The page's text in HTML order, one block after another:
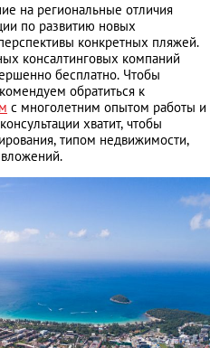
на региональные отличия
по развитию новых
конкретных пляжей.
консалтинговых компаний
бесплатно. Чтобы
обратиться к
с многолетним опытом работы и
хватит, чтобы
типом недвижимости,